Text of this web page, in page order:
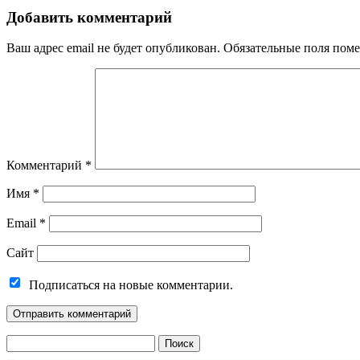
Добавить комментарий
Ваш адрес email не будет опубликован. Обязательные поля
Комментарий *
Имя *
Email *
Сайт
Подписаться на новые комментарии.